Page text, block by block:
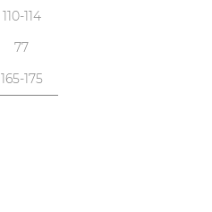
110-114
77
165-175